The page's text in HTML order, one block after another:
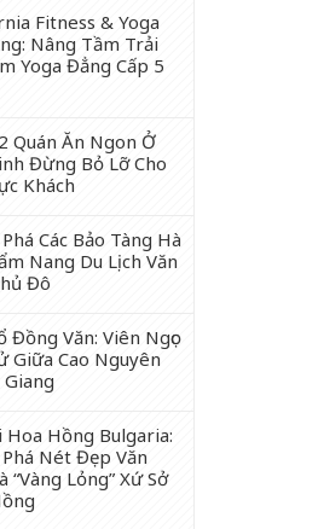
Fitness & Yoga
Nâng Tầm Trải
Yoga Đẳng Cấp 5
Quán Ăn Ngon Ở
Đừng Bỏ Lỡ Cho
Khách
Các Bảo Tàng Hà
Nang Du Lịch Văn
Đô
Đồng Văn: Viên Ngọc
Giữa Cao Nguyên
Hoa Hồng Bulgaria:
Nét Đẹp Văn
“Vàng Lỏng” Xứ Sở